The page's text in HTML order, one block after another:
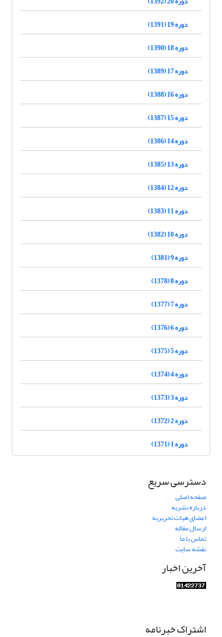
دوره 19 (1391)
دوره 18 (1390)
دوره 17 (1389)
دوره 16 (1388)
دوره 15 (1387)
دوره 14 (1386)
دوره 13 (1385)
دوره 12 (1384)
دوره 11 (1383)
دوره 10 (1382)
دوره 9 (1381)
دوره 8 (1378)
دوره 7 (1377)
دوره 6 (1376)
دوره 5 (1375)
دوره 4 (1374)
دوره 3 (1373)
دوره 2 (1372)
دوره 1 (1371)
دسترسی سریع
صفحه اصلی
درباره نشریه
اعضای هیات تحریریه
ارسال مقاله
تماس با ما
نقشه سایت
آخرین اخبار
اشتراک خبرنامه